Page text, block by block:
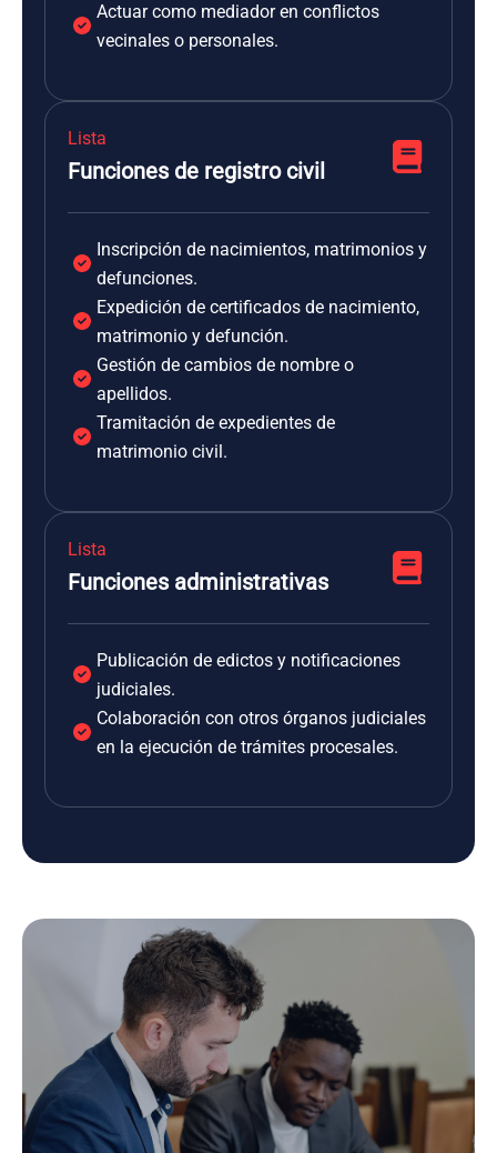
Actuar como mediador en conflictos
vecinales o personales.
Lista
Funciones de registro civil
Inscripción de nacimientos, matrimonios y
defunciones.
Expedición de certificados de nacimiento,
matrimonio y defunción.
Gestión de cambios de nombre o
apellidos.
Tramitación de expedientes de
matrimonio civil.
Lista
Funciones administrativas
Publicación de edictos y notificaciones
judiciales.
Colaboración con otros órganos judiciales
en la ejecución de trámites procesales.